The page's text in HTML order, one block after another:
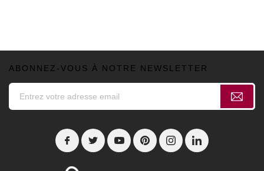
ABONNEZ-VOUS À NOTRE NEWSLETTER